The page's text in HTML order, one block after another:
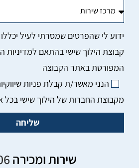
הנני מאשר/ת קבלת פניות
מקבוצת החברות של הילוך שישי
שליחה
שירות ומכירה